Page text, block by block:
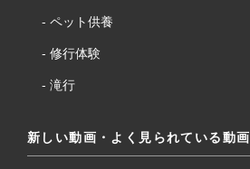
ペット供養
修行体験
滝行
新しい動画 ・ よく見られている動画